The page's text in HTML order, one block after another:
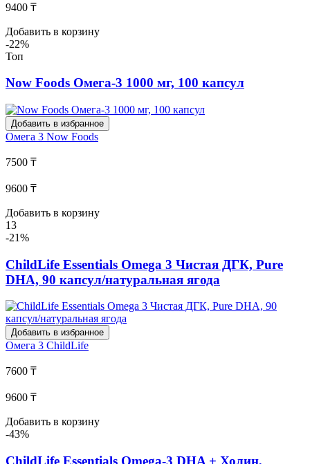
9400 ₸
Добавить в корзину
-22%
Топ
Now Foods Омега-3 1000 мг, 100 капсул
Добавить в избранное
Омега 3 Now Foods
7500 ₸
9600 ₸
Добавить в корзину
13
-21%
ChildLife Essentials Omega 3 Чистая ДГК, Pure
DHA, 90 капсул/натуральная ягода
Добавить в избранное
Омега 3 ChildLife
7600 ₸
9600 ₸
Добавить в корзину
-43%
ChildLife Essentials Omega-3 DHA + Холин,